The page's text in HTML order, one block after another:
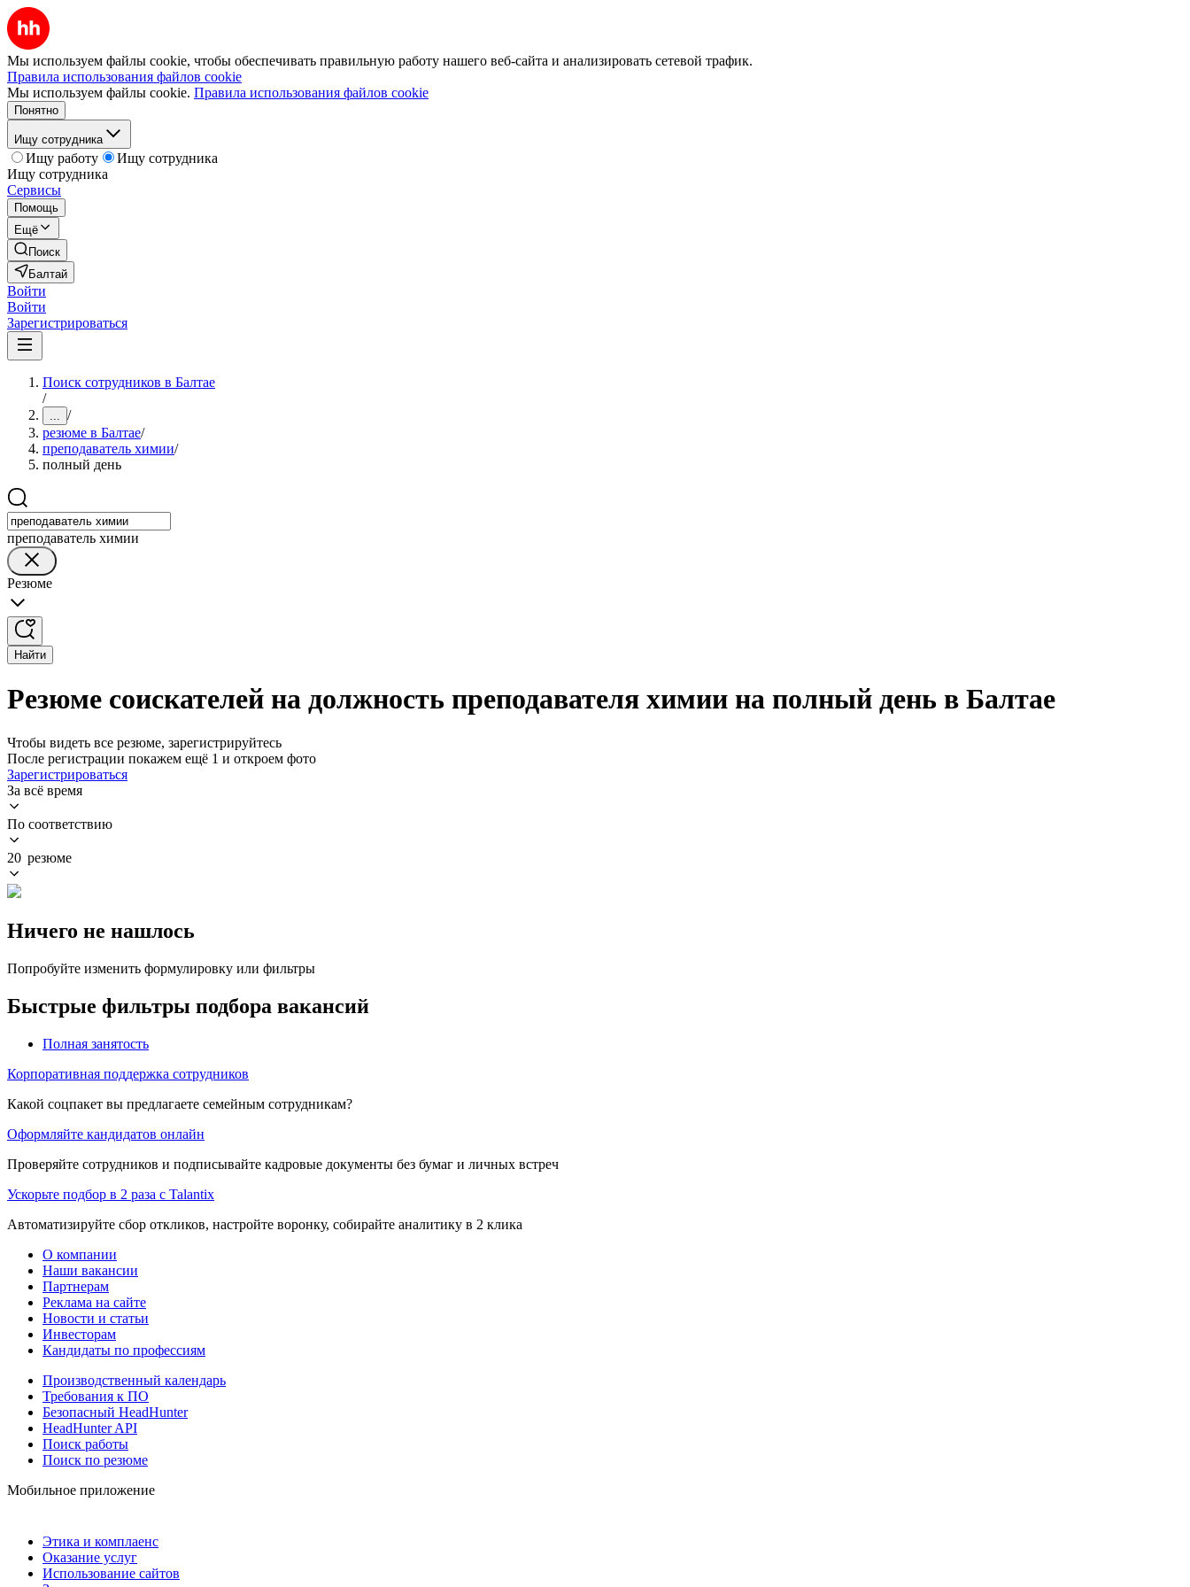
Мы используем файлы cookie, чтобы обеспечивать правильную работу нашего веб-сайта и анализировать сетевой трафик.
Правила использования файлов cookie
Мы используем файлы cookie. Правила использования файлов cookie
Понятно
Ищу сотрудника
Ищу работу
Ищу сотрудника
Ищу сотрудника
Сервисы
Помощь
Ещё
Поиск
Балтай
Войти
Войти
Зарегистрироваться
Поиск сотрудников в Балтае
/
... /
резюме в Балтае/
преподаватель химии/
полный день
преподаватель химии
Резюме
Найти
Резюме соискателей на должность преподавателя химии на полный день в Балтае
Чтобы видеть все резюме, зарегистрируйтесь
После регистрации покажем ещё 1 и откроем фото
Зарегистрироваться
За всё время
По соответствию
20 резюме
Ничего не нашлось
Попробуйте изменить формулировку или фильтры
Быстрые фильтры подбора вакансий
Полная занятость
Корпоративная поддержка сотрудников
Какой соцпакет вы предлагаете семейным сотрудникам?
Оформляйте кандидатов онлайн
Проверяйте сотрудников и подписывайте кадровые документы без бумаг и личных встреч
Ускорьте подбор в 2 раза с Talantix
Автоматизируйте сбор откликов, настройте воронку, собирайте аналитику в 2 клика
О компании
Наши вакансии
Партнерам
Реклама на сайте
Новости и статьи
Инвесторам
Кандидаты по профессиям
Производственный календарь
Требования к ПО
Безопасный HeadHunter
HeadHunter API
Поиск работы
Поиск по резюме
Мобильное приложение
Этика и комплаенс
Оказание услуг
Использование сайтов